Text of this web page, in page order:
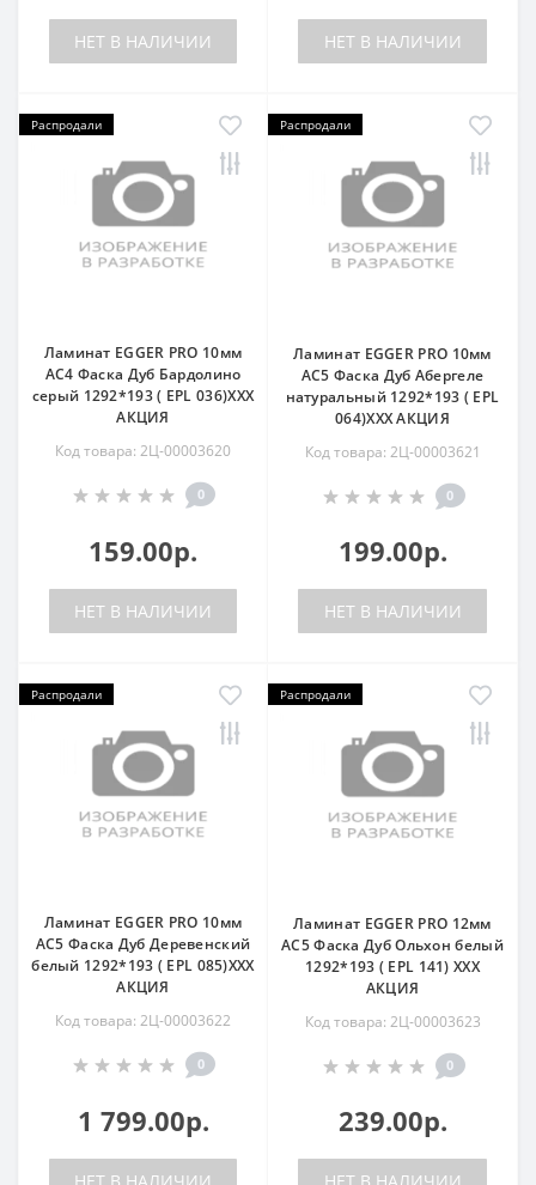
НЕТ В НАЛИЧИИ НЕТ В НАЛИЧИИ
Распродали
Ламинат EGGER PRO 10мм
AC4 Фаска Дуб Бардолино
серый 1292*193 ( EPL 036)ХХХ
АКЦИЯ
Код товара: 2Ц-00003620
0
159.00р.
НЕТ В НАЛИЧИИ
Распродали
Ламинат EGGER PRO 10мм
AC5 Фаска Дуб Абергеле
натуральный 1292*193 ( EPL
064)ХХХ АКЦИЯ
Код товара: 2Ц-00003621
0
199.00р.
НЕТ В НАЛИЧИИ
Распродали
Ламинат EGGER PRO 10мм
AC5 Фаска Дуб Деревенский
белый 1292*193 ( EPL 085)ХХХ
АКЦИЯ
Код товара: 2Ц-00003622
0
1 799.00р.
НЕТ В НАЛИЧИИ
Распродали
Ламинат EGGER PRO 12мм
AC5 Фаска Дуб Ольхон белый
1292*193 ( EPL 141) ХХХ
АКЦИЯ
Код товара: 2Ц-00003623
0
239.00р.
НЕТ В НАЛИЧИИ